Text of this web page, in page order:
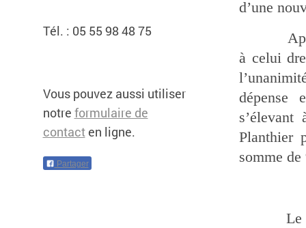
d’une
Après
à celui
dépense
Planthier
somme de
Le 10
Tél. : 05 55 98 48 75
Vous pouvez aussi utiliser
notre formulaire de
contacten ligne.
Partager